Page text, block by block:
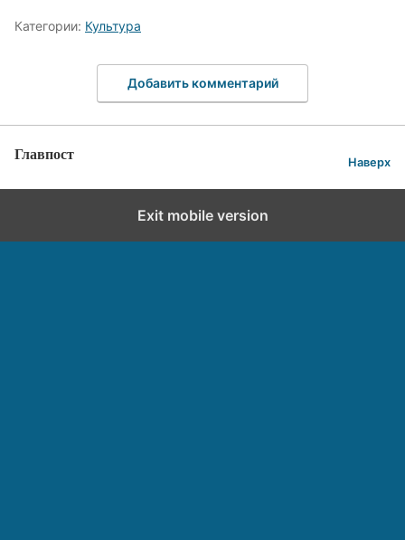
Категории: Культура
Добавить комментарий
Главпост Наверх
Exit mobile version